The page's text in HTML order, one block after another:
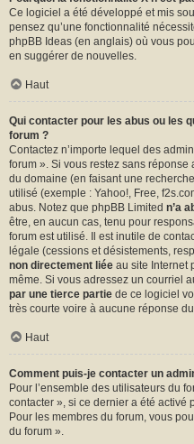
Ce logiciel a été développé et mis
pensez qu’une fonctionnalité
phpBB Ideas (en anglais) où vous
en suggérer de nouvelles.
Haut
Qui contacter pour les abus ou les
forum ?
Contactez n’importe lequel des
forum ». Si vous restez sans
du domaine (en faisant une
utilisé (exemple : Yahoo!, Free,
abus. Notez que phpBB Limited n’a
être, en aucun cas, tenu pour
forum est utilisé. Il est inutile de
légale (cessions et désistements,
non directement liée au site Internet
même. Si vous adressez un courriel
par une tierce partie de ce logiciel
très courte voire à aucune réponse
Haut
Comment puis-je contacter un
Pour l’ensemble des utilisateurs du
contacter », si ce dernier a été activé
Pour les membres du forum, vous
du forum ».